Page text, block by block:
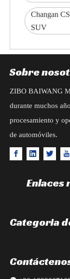
Changan
SUV
Sobre
ZIBO BAIWANG
durante muchos
procesamiento y
de automóviles.
Enlaces
Categoria